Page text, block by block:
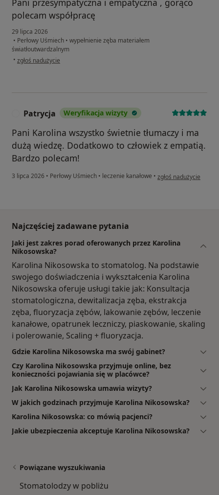
polecam współpracę
29 lipca 2026
• Perłowy Uśmiech • wypełnienie zęba materiałem
światłoutwardzalnym
• w opinii użytkownika Marta
zgłoś nadużycie
Patrycja Weryfikacja wizyty
Pani Karolina wszystko świetnie tłumaczy i ma
dużą wiedzę. Dodatkowo to człowiek z empatią.
Bardzo polecam!
3 lipca 2026 • Perłowy Uśmiech • leczenie kanałowe • w opinii użytkownika
zgłoś nadużycie
Najczęściej zadawane pytania
Jaki jest zakres porad oferowanych przez Karolina
Nikosowska?
Karolina Nikosowska to stomatolog. Na podstawie
swojego doświadczenia i wykształcenia Karolina
Nikosowska oferuje usługi takie jak: Konsultacja
stomatologiczna, dewitalizacja zęba, ekstrakcja
zęba, fluoryzacja zębów, lakowanie zębów, leczenie
kanałowe, opatrunek leczniczy, piaskowanie, skaling
i polerowanie, Scaling + fluoryzacja.
Gdzie Karolina Nikosowska ma swój gabinet?
Czy Karolina Nikosowska przyjmuje online, bez
konieczności pojawiania się w placówce?
Jak Karolina Nikosowska umawia wizyty?
W jakich godzinach przyjmuje Karolina Nikosowska?
Karolina Nikosowska: co mówią pacjenci?
Jakie ubezpieczenia akceptuje Karolina Nikosowska?
Powiązane wyszukiwania
Stomatolodzy w pobliżu